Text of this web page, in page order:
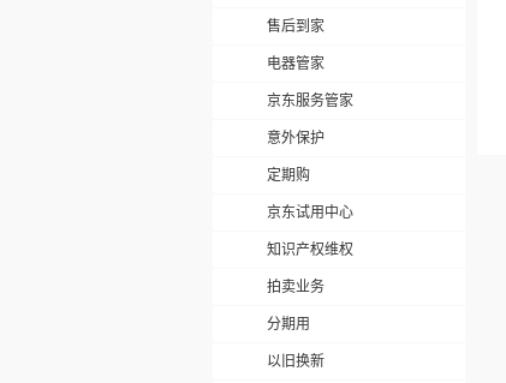
售后到家
电器管家
京东服务管家
意外保护
定期购
京东试用中心
知识产权维权
拍卖业务
分期用
以旧换新